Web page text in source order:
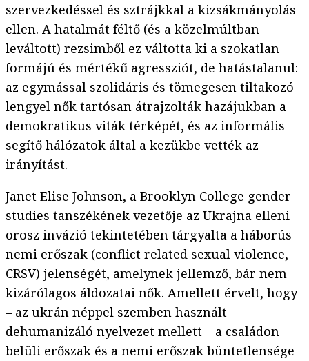
szervezkedéssel és sztrájkkal a kizsákmányolás
ellen. A hatalmát féltő (és a közelmúltban
leváltott) rezsimből ez váltotta ki a szokatlan
formájú és mértékű agressziót, de hatástalanul:
az egymással szolidáris és tömegesen tiltakozó
lengyel nők tartósan átrajzolták hazájukban a
demokratikus viták térképét, és az informális
segítő hálózatok által a kezükbe vették az
irányítást.
Janet Elise Johnson, a Brooklyn College gender
studies tanszékének vezetője az Ukrajna elleni
orosz invázió tekintetében tárgyalta a háborús
nemi erőszak (conflict related sexual violence,
CRSV) jelenségét, amelynek jellemző, bár nem
kizárólagos áldozatai nők. Amellett érvelt, hogy
– az ukrán néppel szemben használt
dehumanizáló nyelvezet mellett – a családon
belüli erőszak és a nemi erőszak büntetlensége